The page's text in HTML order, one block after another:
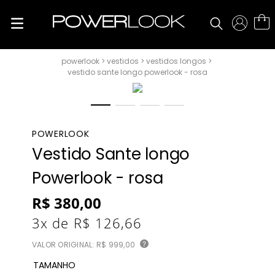
vestidos
vestidos longos
vestido sante longo powerlook - rosa
POWERLOOK
Vestido Sante longo
Powerlook - rosa
R$ 380,00
3x de R$ 126,66
VALOR ORIGINAL: R$ 999,00 ?
TAMANHO